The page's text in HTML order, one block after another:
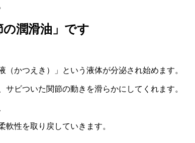
潤滑油」です
かつえき）」という液体が分泌され始めます。
ビついた関節の動きを滑らかにしてくれます。
性を取り戻していきます。